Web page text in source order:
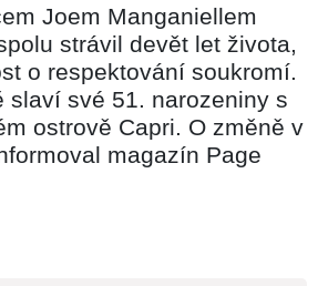
Joem Manganiellem
strávil devět let života,
o respektování soukromí.
slaví své 51. narozeniny s
ostrově Capri. O změně v
magazín Page